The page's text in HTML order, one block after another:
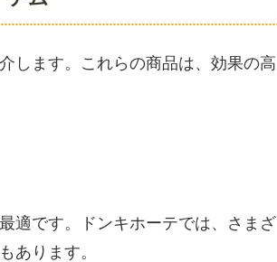
します。これらの商品は、効果の高
適です。ドンキホーテでは、さまざ
あります。